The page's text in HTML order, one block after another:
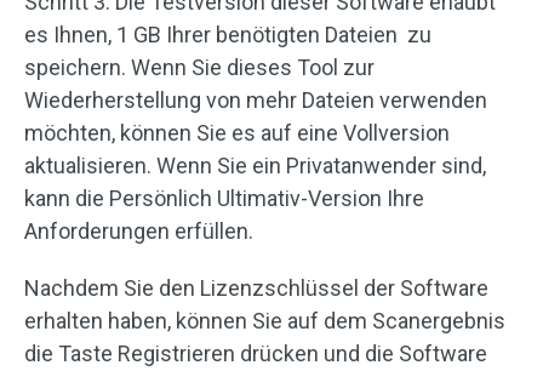
es Ihnen, 1 GB Ihrer benötigten Dateien zu
speichern. Wenn Sie dieses Tool zur
Wiederherstellung von mehr Dateien verwenden
möchten, können Sie es auf eine Vollversion
aktualisieren. Wenn Sie ein Privatanwender sind,
kann die Persönlich Ultimativ-Version Ihre
Anforderungen erfüllen.
Nachdem Sie den Lizenzschlüssel der Software
erhalten haben, können Sie auf dem Scanergebnis
die Taste Registrieren drücken und die Software